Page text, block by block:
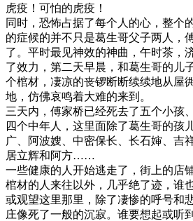
虎疫！可怕的虎疫！
同时，恐怖占据了每个人的心，整个
的症候的并不只是葛生哥父子两人，
了。平时最见神效的神曲，午时茶，
了效力，第二天早晨，和葛生哥的儿
个棺材，凄凉的丧锣断断续续地从屋
地，仿佛哀鸣着大难的来到。
三天内，傅家桥已经死去了五个小孩
四个中年人，这里面除了葛生哥的孩
广、阿波嫂、中密保长、长石婶、吉
居立辉和阿方……
一些健康的人开始逃走了，街上的店
棺材的人来往以外，几乎绝了迹，谁
或观望这里那里，除了凄惨的呼号和
庄像死了一般的沉寂。谁要想起或听